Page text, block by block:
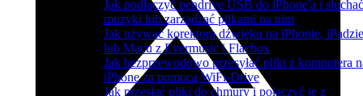
Jak podłączyć pendrive USB do iPhone'a i słuchać
muzyki lub zarządzać plikami na nim
Jak używać korektora dźwięku na iPhonie, iPadzie
lub Macu z Evermusic i Flacbox
Jak bezprzewodowo przesyłać pliki z komputera
iPhone za pomocą WiFi-Drive
Jak przesłać pliki do chmury i połączyć je z